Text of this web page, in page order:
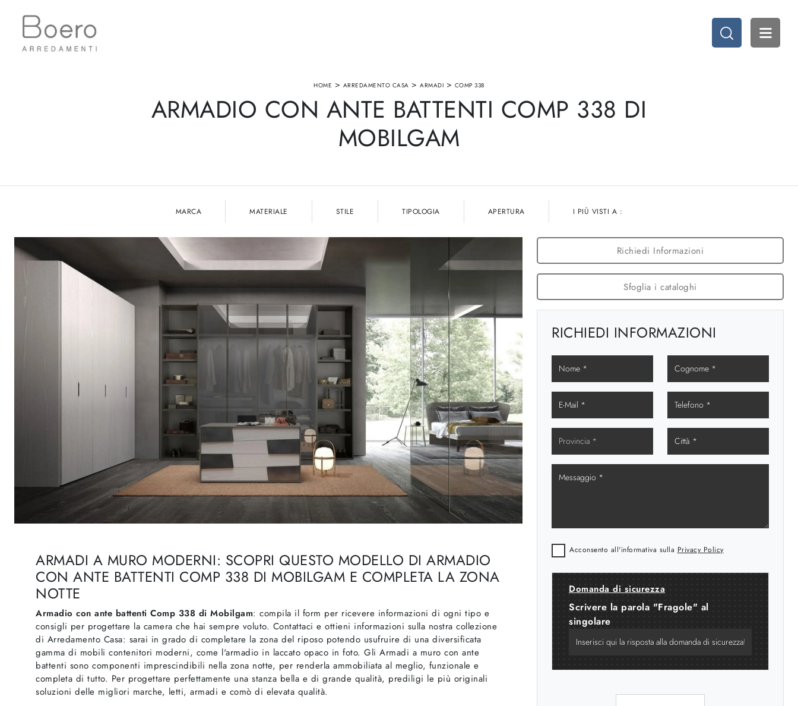
HOME > ARREDAMENTO CASA >ARMADI > COMP 338
ARMADIO CON ANTE BATTENTI COMP 338 DI
MOBILGAM
MARCA MATERIALE STILE TIPOLOGIA APERTURA I PIÙ VISTI A :
ARMADI A MURO MODERNI: SCOPRI QUESTO MODELLO DI ARMADIO
CON ANTE BATTENTI COMP 338 DI MOBILGAM E COMPLETA LA ZONA
NOTTE
Armadio con ante battenti Comp 338 di Mobilgam: compila il form per ricevere informazioni di ogni tipo e
consigli per progettare la camera che hai sempre voluto. Contattaci e ottieni informazioni sulla nostra collezione
di Arredamento Casa: sarai in grado di completare la zona del riposo potendo usufruire di una diversificata
gamma di mobili contenitori moderni, come l'armadio in laccato opaco in foto. Gli Armadi a muro con ante
battenti sono componenti imprescindibili nella zona notte, per renderla ammobiliata al meglio, funzionale e
completa di tutto. Per progettare perfettamente una stanza bella e di grande qualità, prediligi le più originali
soluzioni delle migliori marche, letti, armadi e comò di elevata qualità.
Richiedi Informazioni
Sfoglia i cataloghi
RICHIEDI INFORMAZIONI
Acconsento all'informativa sulla Privacy Policy
Domanda di sicurezza
Scrivere la parola "Fragole" al
singolare